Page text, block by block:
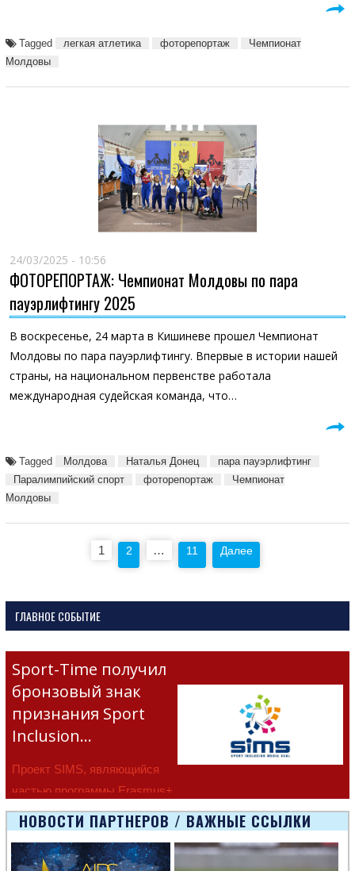
Tagged легкая атлетика фоторепортаж
Чемпионат
Молдовы
24/03/2025 - 10:56
ФОТОРЕПОРТАЖ: Чемпионат Молдовы по пара
пауэрлифтингу 2025
В воскресенье, 24 марта в Кишиневе прошел Чемпионат
Молдовы по пара пауэрлифтингу. Впервые в истории нашей
страны, на национальном первенстве работала
международная судейская команда, что…
Tagged Молдова Наталья Донец
пара пауэрлифтинг
Паралимпийский спорт
фоторепортаж
Чемпионат
Молдовы
1 2 … 11 Далее
ГЛАВНОЕ СОБЫТИЕ
Sport-Time получил
бронзовый знак
признания Sport
Inclusion…
Проект SIMS, являющийся
частью программы Erasmus+
Европейско
НОВОСТИ ПАРТНЕРОВ / ВАЖНЫЕ ССЫЛКИ